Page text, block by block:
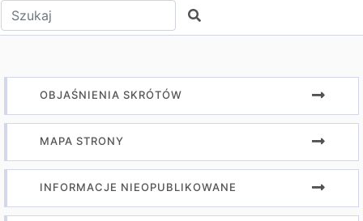
Wpisz tekst do wyszukania Szukaj
OBJAŚNIENIA SKRÓTÓW
MAPA STRONY
INFORMACJE NIEOPUBLIKOWANE